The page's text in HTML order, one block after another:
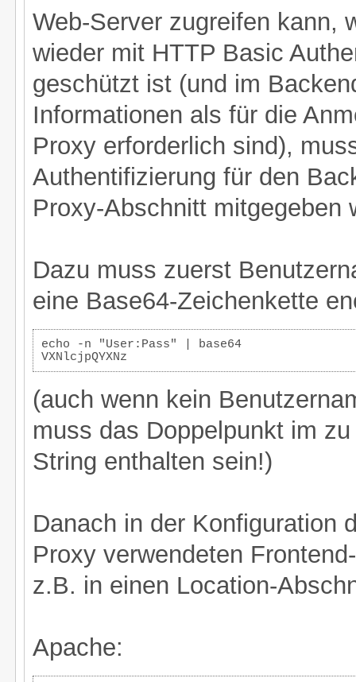
Web-Server zugreifen kann,
wieder mit HTTP Basic
geschützt ist (und im
Informationen als für die
Proxy erforderlich sind),
Authentifizierung für den
Proxy-Abschnitt mitgegeben
Dazu muss zuerst
eine Base64-Zeichenkette
echo -n "User:Pass" | base64
VXNlcjpQYXNz
(auch wenn kein
muss das Doppelpunkt im
String enthalten sein!)
Danach in der Konfiguration
Proxy verwendeten
z.B. in einen Location-
Apache: